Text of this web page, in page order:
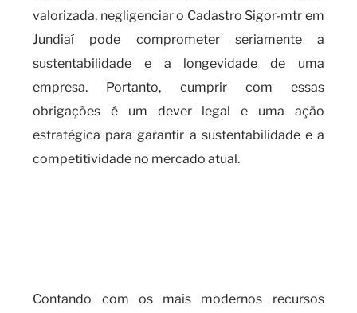
valorizada, negligenciar o Cadastro Sigor-mtr em
Jundiaí pode comprometer seriamente a
sustentabilidade e a longevidade de uma
empresa. Portanto, cumprir com essas
obrigações é um dever legal e uma ação
estratégica para garantir a sustentabilidade e a
competitividade no mercado atual.
Contando com os mais modernos recursos